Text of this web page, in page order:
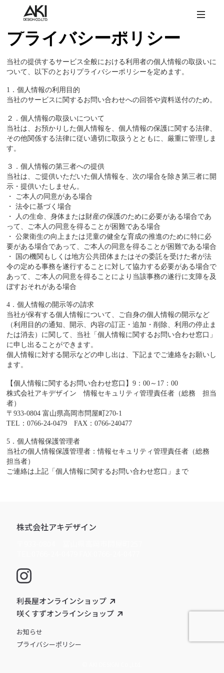
プライバシーポリシー
当社の提供するサービス全般における利用者の個人情報の取扱いに
ついて、以下のとおりプライバシーポリシーを定めます。
1．個人情報の利用目的
当社のサービスに関するお問い合わせへの回答や資料送付のため。
２．個人情報の取扱いについて
当社は、お預かりした個人情報を、個人情報の保護に関する法律、
その他関係する法律に従い適切に取扱うとともに、厳重に管理しま
す。
３．個人情報の第三者への提供
当社は、ご提供いただいた個人情報を、次の場合を除き第三者に開
示・提供いたしません。
・ ご本人の同意がある場合
・ 法令に基づく場合
・ 人の生命、身体または財産の保護のために必要がある場合であ
って、ご本人の同意を得ることが困難である場合
・ 公衆衛生の向上または児童の健全な育成の推進のために特に必
要がある場合であって、ご本人の同意を得ることが困難である場合
・ 国の機関もしくは地方公共団体またはその委託を受けた者が法
令の定める事務を遂行することに対して協力する必要がある場合で
あって、ご本人の同意を得ることにより当該事務の遂行に支障を及
ぼすおそれがある場合
4．個人情報の開示等の請求
当社が保有する個人情報について、ご自身の個人情報の開示など
（利用目的の通知、開示、内容の訂正・追加・削除、利用の停止ま
たは消去）に関して、当社「個人情報に関するお問い合わせ窓口」
に申し出ることができます。
個人情報に対する開示などの申し出は、下記までご連絡をお願いし
ます。
【個人情報に関するお問い合わせ窓口】9：00～17：00
株式会社アキデザイン 情報セキュリティ管理責任者（総務 担当
者）
〒933-0804 富山県高岡市問屋町270-1
TEL：0766-24-0479 FAX：0766-240477
5．個人情報保護管理者
当社の個人情報保護管理者：情報セキュリティ管理責任者（総務
担当者）
ご連絡は上記「個人情報に関するお問い合わせ窓口」まで
株式会社アキデザイン
利長屋オンラインショップ
咲くすずオンラインショップ
お知らせ
プライバシーポリシー